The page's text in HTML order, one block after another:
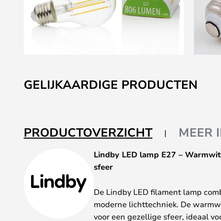
naar
het
de
afbeeldingen-
GELIJKAARDIGE PRODUCTEN
PRODUCTOVERZICHT MEER
Lindby LED lamp E27 –
sfeer
De Lindby LED filament lamp
moderne lichttechniek. De
voor een gezellige sfeer, ideaal